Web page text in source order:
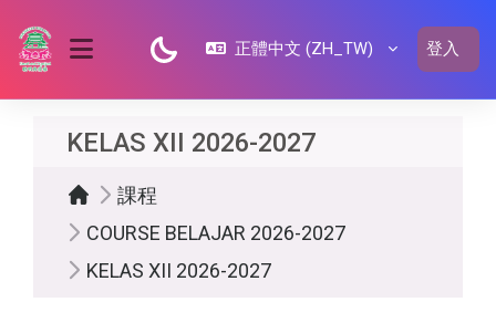
正體中文 ‎(ZH_TW)‎ 登入
KELAS XII 2026-2027
課程
COURSE BELAJAR 2026-2027
KELAS XII 2026-2027